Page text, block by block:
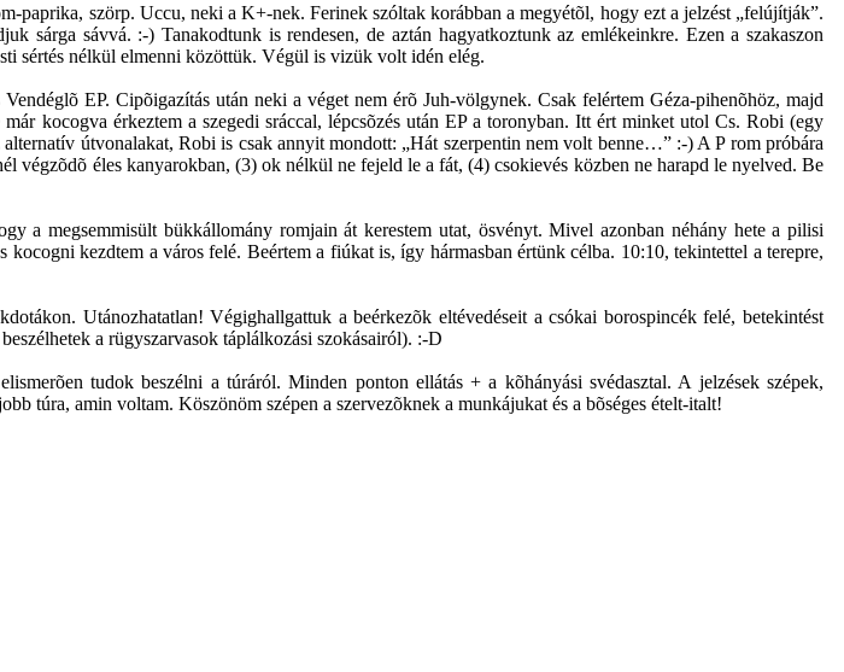
paprika, szörp. Uccu, neki a K+-nek. Ferinek szóltak korábban a megyétõl, hogy ezt a jelzést „felújítják”.
sávvá. :-) Tanakodtunk is rendesen, de aztán hagyatkoztunk az emlékeinkre. Ezen a szakaszon
sértés nélkül elmenni közöttük. Végül is vizük volt idén elég.
EP. Cipõigazítás után neki a véget nem érõ Juh-völgynek. Csak felértem Géza-pihenõhöz, majd
kocogva érkeztem a szegedi sráccal, lépcsõzés után EP a toronyban. Itt ért minket utol Cs. Robi (egy
útvonalakat, Robi is csak annyit mondott: „Hát szerpentin nem volt benne…” :-) A P rom próbára
éles kanyarokban, (3) ok nélkül ne fejeld le a fát, (4) csokievés közben ne harapd le nyelved. Be
a megsemmisült bükkállomány romjain át kerestem utat, ösvényt. Mivel azonban néhány hete a pilisi
kezdtem a város felé. Beértem a fiúkat is, így hármasban értünk célba. 10:10, tekintettel a terepre,
Utánozhatatlan! Végighallgattuk a beérkezõk eltévedéseit a csókai borospincék felé, betekintést
a rügyszarvasok táplálkozási szokásairól). :-D
tudok beszélni a túráról. Minden ponton ellátás + a kõhányási svédasztal. A jelzések szépek,
túra, amin voltam. Köszönöm szépen a szervezõknek a munkájukat és a bõséges ételt-italt!